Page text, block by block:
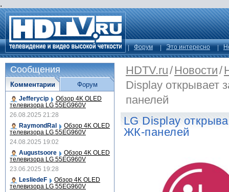
.
Форум Это интересно
HDTV.ru/Новости/
Display открывает
панелей
LG Display
ЖК-панелей
Сообщения
Комментарии
Jefferycip Обзор 4K OLED
телевизора LG 55EG960V
26.08.2025 21:28
RaymondRal
Обзор 4K OLED
телевизора LG 55EG960V
24.08.2025 19:02
Augustsoore
Обзор 4K OLED
телевизора LG 55EG960V
23.06.2025 19:28
LesliedeF
Обзор 4K OLED
телевизора LG 55EG960V
Форум